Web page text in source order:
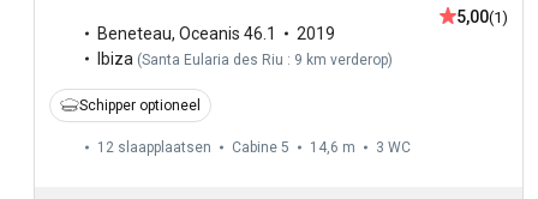
Beneteau, Oceanis 46.1
2019
Ibiza (Santa Eularia des Riu : 9 km verderop)
5,00(1)
Schipper optioneel
12 slaapplaatsen Cabine 5 14,6 m 3 WC